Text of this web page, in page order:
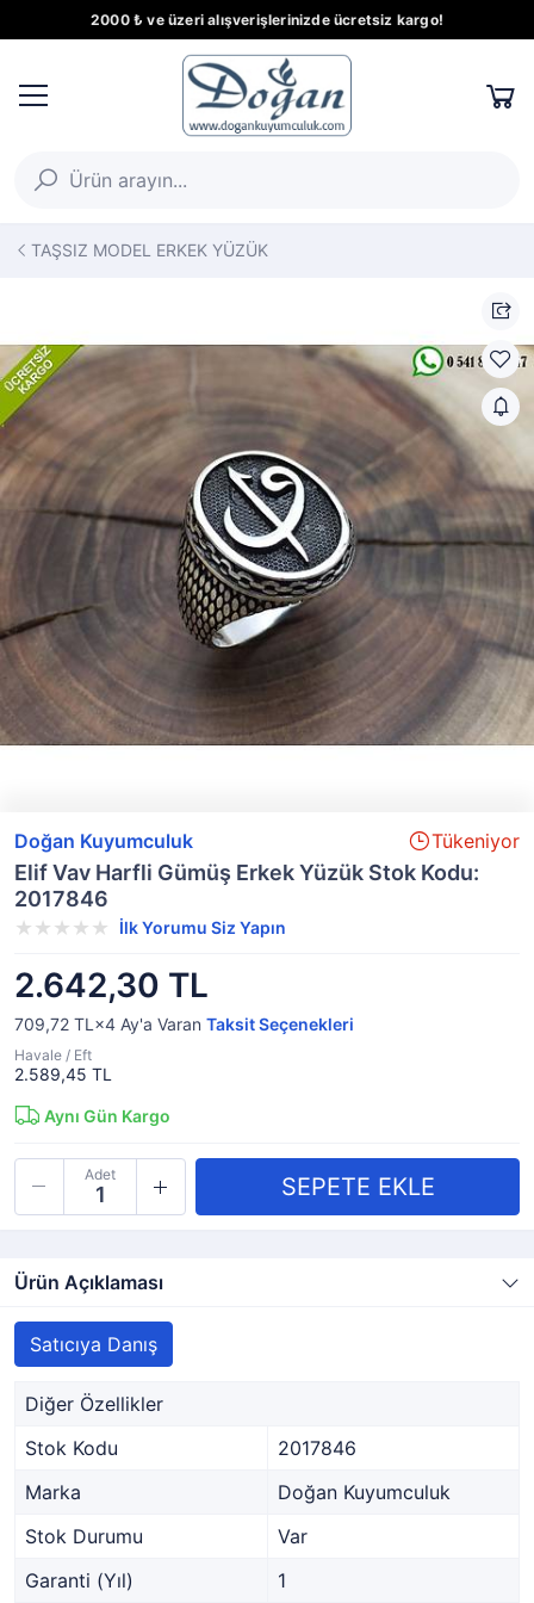
2000 ₺ ve üzeri alışverişlerinizde ücretsiz kargo!
TAŞSIZ MODEL ERKEK YÜZÜK
Doğan Kuyumculuk Tükeniyor
Elif Vav Harfli Gümüş Erkek Yüzük Stok Kodu:
2017846
İlk Yorumu Siz Yapın
2.642,30 TL
709,72 TL×4 Ay'a Varan Taksit Seçenekleri
Havale / Eft
2.589,45 TL
Aynı Gün Kargo
Adet
Ürün Açıklaması
Satıcıya Danış
Diğer Özellikler
Stok Kodu
2017846
Marka
Doğan Kuyumculuk
Stok Durumu
Var
Garanti (Yıl)
1